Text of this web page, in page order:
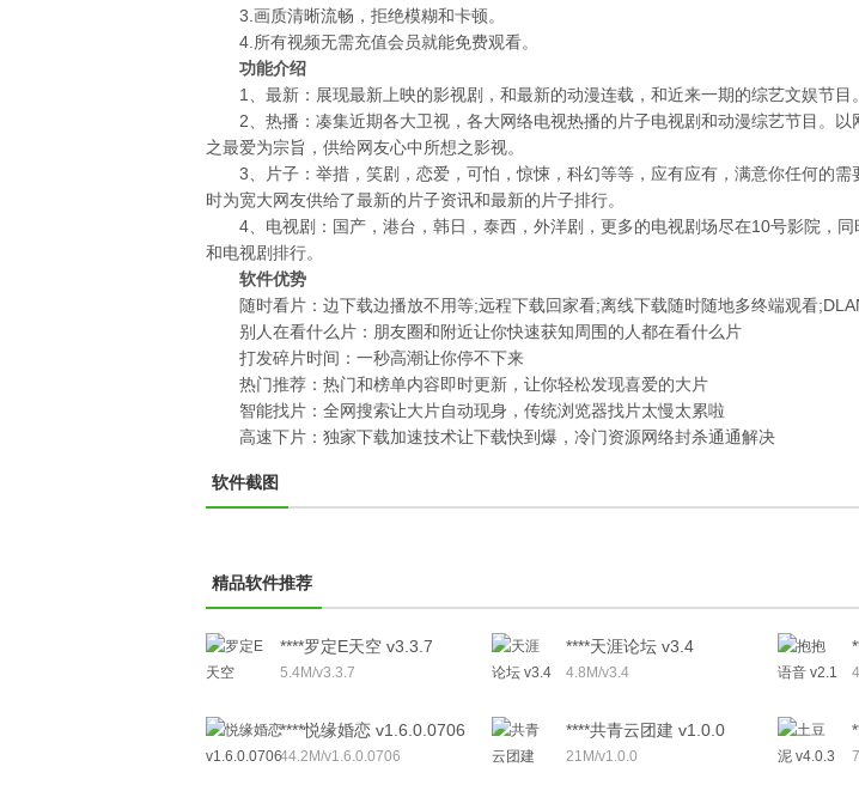
3.画质清晰流畅，拒绝模糊和卡顿。
4.所有视频无需充值会员就能免费观看。
功能介绍
1、最新：展现最新上映的影视剧，和最新的动漫连载，和近来一期的综艺文娱节目。
2、热播：凑集近期各大卫视，各大网络电视热播的片子电视剧和动漫综艺节目。以
之最爱为宗旨，供给网友心中所想之影视。
3、片子：举措，笑剧，恋爱，可怕，惊悚，科幻等等，应有应有，满意你任何的需
时为宽大网友供给了最新的片子资讯和最新的片子排行。
4、电视剧：国产，港台，韩日，泰西，外洋剧，更多的电视剧场尽在10号影院，同
和电视剧排行。
软件优势
随时看片：边下载边播放不用等;远程下载回家看;离线下载随时随地多终端观看
别人在看什么片：朋友圈和附近让你快速获知周围的人都在看什么片
打发碎片时间：一秒高潮让你停不下来
热门推荐：热门和榜单内容即时更新，让你轻松发现喜爱的大片
智能找片：全网搜索让大片自动现身，传统浏览器找片太慢太累啦
高速下片：独家下载加速技术让下载快到爆，冷门资源网络封杀通通解决
软件截图
精品软件推荐
****罗定E天空 v3.3.7
5.4M/v3.3.7
****天涯论坛 v3.4
4.8M/v3.4
****悦缘婚恋 v1.6.0.0706
44.2M/v1.6.0.0706
****共青云团建 v1.0.0
21M/v1.0.0